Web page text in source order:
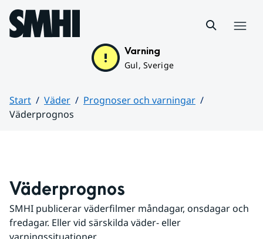
Hoppa till sidans innehåll
Varning
Gul, Sverige
Start Väder
Prognoser och varningar
Väderprognos
Väderprognos
SMHI publicerar väderfilmer måndagar, onsdagar och
fredagar. Eller vid särskilda väder- eller